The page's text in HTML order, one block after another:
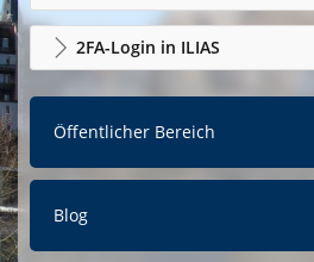
2FA-Login in ILIAS
Öffentlicher Bereich
Blog